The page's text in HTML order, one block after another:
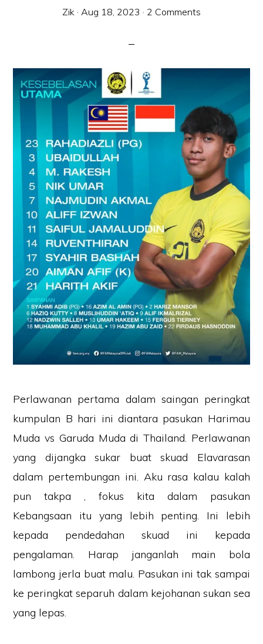
Zik · Aug 18, 2023 · 2 Comments
Perlawanan pertama dalam saingan peringkat
kumpulan B hari ini diantara pasukan Harimau
Muda vs Garuda Muda di Thailand. Perlawanan
yang dijangka sukar buat skuad Elavarasan
dalam pertembungan ini. Aku rasa kalau kalah
pun takpa , fokus kita dalam pasukan
Kebangsaan itu yang lebih penting. Ini lebih
kepada pendedahan skuad ini kepada
pengalaman. Harap janganlah main bola
lambong jerla buat malu. Pasukan ini tak sampai
ke peringkat separuh dalam kejohanan sukan sea
yang lepas.